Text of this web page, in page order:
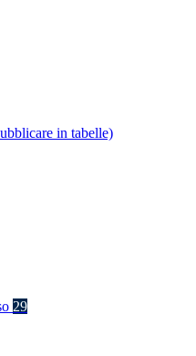
in tabelle)
29